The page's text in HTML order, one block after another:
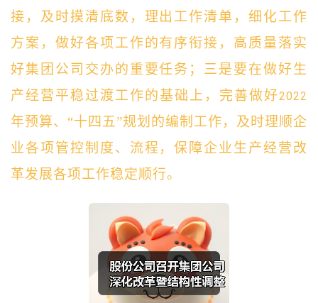
接，及时摸清底数，理出工作清单，细化工作
方案，做好各项工作的有序衔接，高质量落实
好集团公司交办的重要任务；三是要在做好生
产经营平稳过渡工作的基础上，完善做好2022
年预算、“十四五”规划的编制工作，及时理顺企
业各项管控制度、流程，保障企业生产经营改
革发展各项工作稳定顺行。